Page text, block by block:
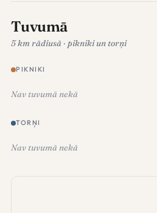
Tuvumā
5 km rādiusā · pikniki un torņi
PIKNIKI
Nav tuvumā nekā
TORŅI
Nav tuvumā nekā